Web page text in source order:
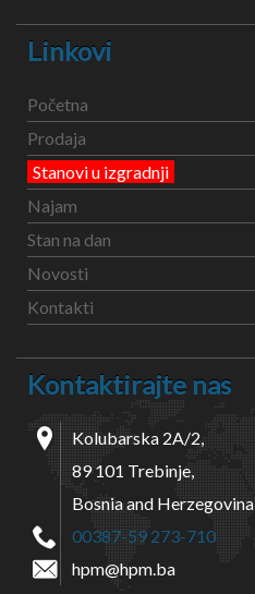
Linkovi
Početna
Prodaja
Stanovi u izgradnji
Najam
Stan na dan
Novosti
Kontakti
Kontaktirajte nas
Kolubarska 2A/2,
89 101 Trebinje,
Bosnia and Herzegovina
00387-59 273-710
hpm@hpm.ba